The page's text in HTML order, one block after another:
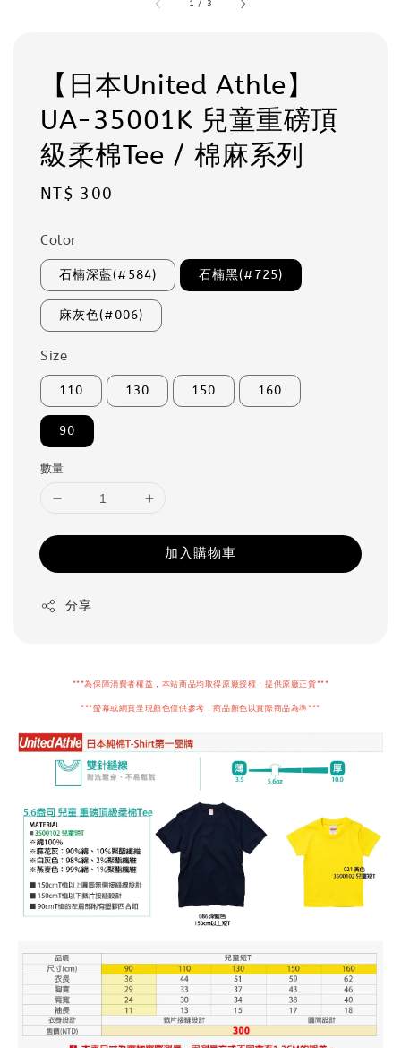
1 / 3
【日本United Athle】
UA-35001K 兒童重磅頂
級柔棉Tee / 棉麻系列
Regular
NT$ 300
Color
石楠深藍(#584) 石楠黑(#725)
麻灰色(#006)
Size
110 130 150 160
90
數量
加入購物車
分享
***為保障消費者權益，本站商品均取得原廠授權，提供原廠正貨***
***螢幕或網頁呈現顏色僅供參考，商品顏色以實際商品為準***